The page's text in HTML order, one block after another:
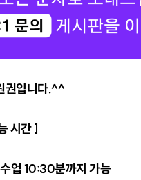
권입니다.^^
시간 ]
업 10:30분까지 가능